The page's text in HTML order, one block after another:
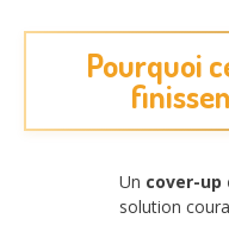
Pourquoi
Un cover-
solution